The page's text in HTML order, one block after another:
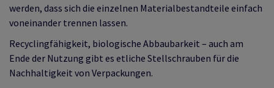
werden, dass sich die einzelnen Materialbestandteile einfach
voneinander trennen lassen.
Recyclingfähigkeit, biologische Abbaubarkeit – auch am
Ende der Nutzung gibt es etliche Stellschrauben für die
Nachhaltigkeit von Verpackungen.